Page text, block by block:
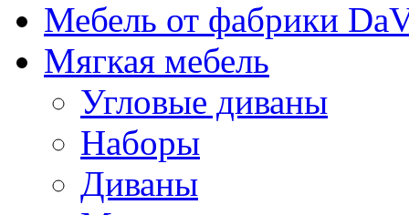
Мебель от фабрики
Мягкая мебель
Угловые диваны
Наборы
Диваны